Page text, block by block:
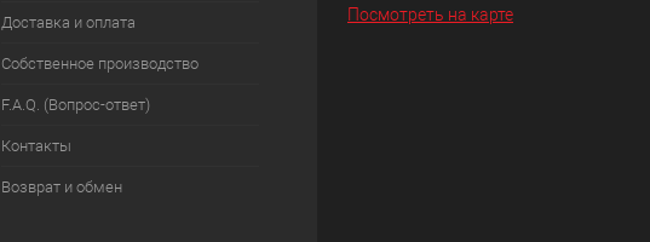
Доставка и оплата
Собственное производство
F.A.Q. (Вопрос-ответ)
Контакты
Возврат и обмен
Посмотреть на карте